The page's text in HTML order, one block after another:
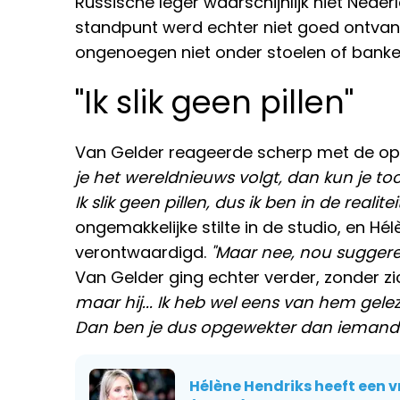
standpunt werd echter niet goed
ongenoegen niet onder stoelen of
"Ik slik geen pillen"
Van Gelder reageerde scherp met de
je het wereldnieuws volgt, dan kun je
Ik slik geen pillen, dus ik ben in de
ongemakkelijke stilte in de studio, en
verontwaardigd. "Maar nee, nou
Van Gelder ging echter verder, zonder
maar hij... Ik heb wel eens van hem
Dan ben je dus opgewekter dan
Hélène Hendriks heeft een